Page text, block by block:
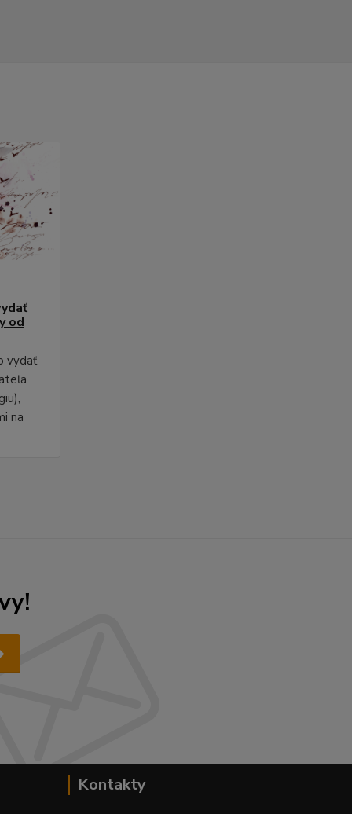
od
vydať
na
Kontakty